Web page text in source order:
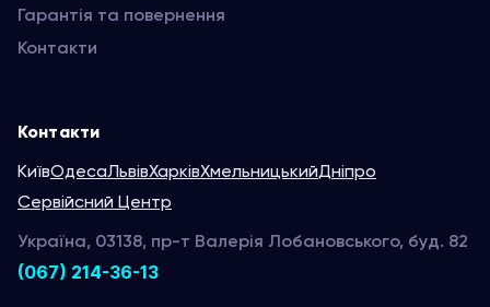
Гарантія та повернення
Контакти
Контакти
КиївОдесаЛьвівХарківХмельницькийДніпро
Сервійсний Центр
Україна, 03138, пр-т Валерія Лобановського, буд. 82
(067) 214-36-13